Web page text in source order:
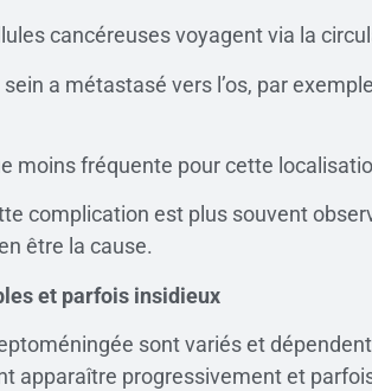
cancéreuses voyagent via la
a métastasé vers l’os, par
moins fréquente pour cette
complication est plus souvent
être la cause.
et parfois insidieux
sont variés et
apparaître progressivement et